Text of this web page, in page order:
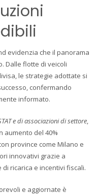
evidenzia che il panorama
Dalle flotte di veicoli
le strategie adottate si
confermando
informato.
e di associazioni di settore,
aumento del 40%
province come Milano e
innovativi grazie a
ricarica e incentivi fiscali.
e aggiornate è